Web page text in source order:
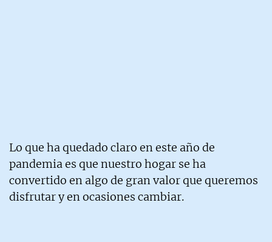
Lo que ha quedado claro en este año de
pandemia es que nuestro hogar se ha
convertido en algo de gran valor que queremos
disfrutar y en ocasiones cambiar.